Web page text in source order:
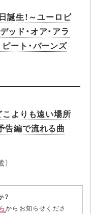
生！～ユーロビ
ッド・オア・アラ
ート・バーンズ
よりも遠い場所
告編で流れる曲
？
からお知らせくださ